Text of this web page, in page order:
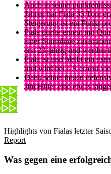
Auch in seiner
Jahren hat Fiala 35 Tore
Steigerung ist ein Punkt
Fiala dürfte erneut mit
einer Sturmlinie
erst 23-jährig und werden
Fiala ist und bleibt ein
und wird bei LA erneut
Dank seiner neuen
Jim Hiller eine etwas
Highlights von Fialas letzter
Report
Was gegen eine